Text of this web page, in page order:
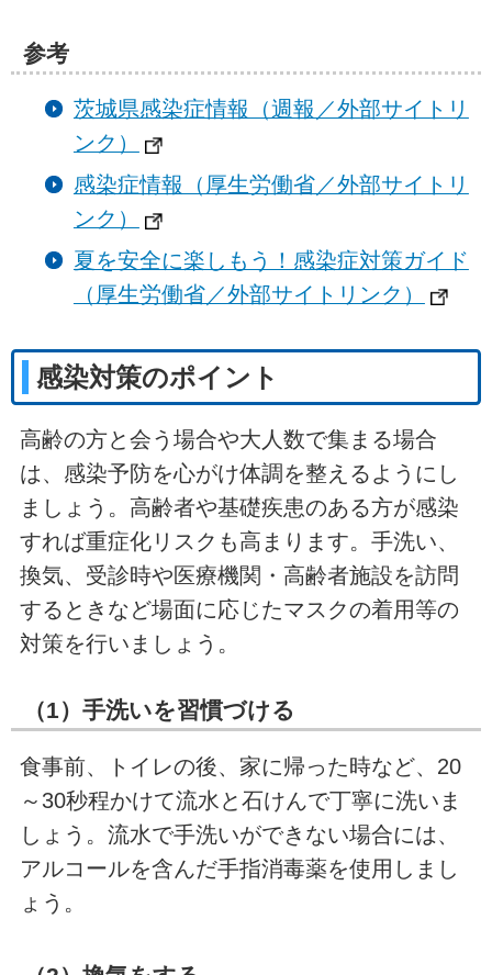
参考
茨城県感染症情報（週報／外部サイトリ
ンク）
感染症情報（厚生労働省／外部サイトリ
ンク）
夏を安全に楽しもう！感染症対策ガイド
（厚生労働省／外部サイトリンク）
感染対策のポイント
高齢の方と会う場合や大人数で集まる場合
は、感染予防を心がけ体調を整えるようにし
ましょう。高齢者や基礎疾患のある方が感染
すれば重症化リスクも高まります。手洗い、
換気、受診時や医療機関・高齢者施設を訪問
するときなど場面に応じたマスクの着用等の
対策を行いましょう。
（1）手洗いを習慣づける
食事前、トイレの後、家に帰った時など、20
～30秒程かけて流水と石けんで丁寧に洗いま
しょう。流水で手洗いができない場合には、
アルコールを含んだ手指消毒薬を使用しまし
ょう。